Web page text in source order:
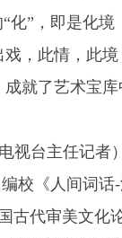
化”，即是化
，此情，此
就了艺术宝
视台主任记者
校《人间词
古代审美文化